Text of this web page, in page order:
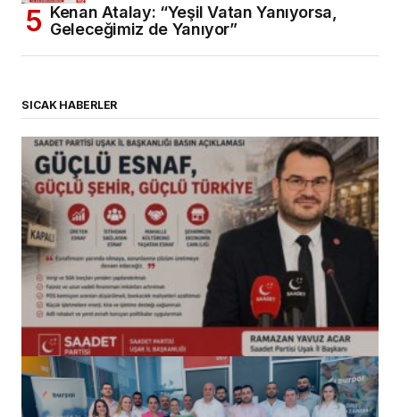
Kenan Atalay: “Yeşil Vatan Yanıyorsa,
Geleceğimiz de Yanıyor”
SICAK HABERLER
(başlıksız)
Alaattin Karahan tarafından 14/07/2026